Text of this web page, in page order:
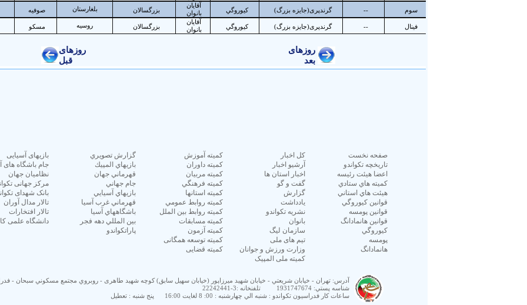
صفحه نخست
تاريخچه تكواندو
اعضا هيئت رئيسه
كميته هاي ستادي
هيئت هاي استاني
قوانين كيوروگي
قوانين پومسه
قوانين هانمادانگ
كيوروگي
پومسه
هانمادانگ
كل اخبار
آرشیو اخبار
اخبار استان ها
گفت و گو
گزارش
یادداشت
نشريه تكواندو
بانوان
سازمان ليگ
تیم های ملی
وزارت ورزش و جوانان
کمیته ملی المپیک
كميته آموزش
كميته داوران
كميته مربيان
كميته فرهنگي
كميته استانها
كميته روابط عمومي
كميته روابط بين الملل
كميته مسابقات
كميته آزمون
كميته توسعه همگانی
كميته قضایی
گزارش تصويري
بازيهاي المپيك
قهرماني جهان
جام جهاني
بازيهاي آسيايي
قهرماني غرب آسيا
باشگاههاي آسيا
بين المللي دهه فجر
پاراتکواندو
بازیهای آسیایی
جام باشگاه های
نظامیان جهان
مرکز جهانی
بانک شهدای
تالار مدال آوران
تالار افتخارات
دانشگاه علمی
آدرس: تهران - خيابان شريعتي - خيابان شهيد ميرزاپور (خيابان سهيل سابق) كوچه شهید طاهری - روبروي مجتمع مسكوني سبحان -
شناسه پستي: 1931747674
تلفنخانه :3-22242441
ساعات كار فدراسيون تكواندو : شنبه الي چهارشنبه : 00: 8 لغايت 16:00
پنج شنبه : تعطیل